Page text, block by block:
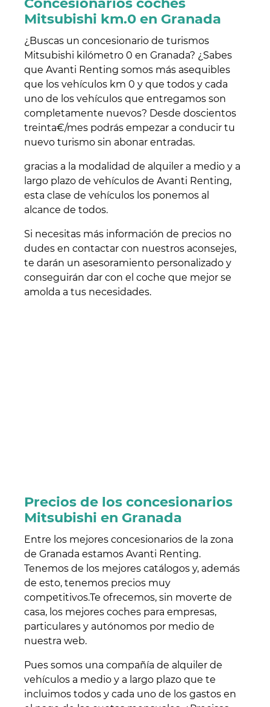
Mitsubishi km.0 en Granada
¿Buscas un concesionario de turismos
Mitsubishi kilómetro 0 en Granada? ¿Sabes
que Avanti Renting somos más asequibles
que los vehículos km 0 y que todos y cada
uno de los vehículos que entregamos son
completamente nuevos? Desde doscientos
treinta€/mes podrás empezar a conducir tu
nuevo turismo sin abonar entradas.
gracias a la modalidad de alquiler a medio y a
largo plazo de vehículos de Avanti Renting,
esta clase de vehículos los ponemos al
alcance de todos.
Si necesitas más información de precios no
dudes en contactar con nuestros aconsejes,
te darán un asesoramiento personalizado y
conseguirán dar con el coche que mejor se
amolda a tus necesidades.
Precios de los concesionarios
Mitsubishi en Granada
Entre los mejores concesionarios de la zona
de Granada estamos Avanti Renting.
Tenemos de los mejores catálogos y, además
de esto, tenemos precios muy
competitivos.Te ofrecemos, sin moverte de
casa, los mejores coches para empresas,
particulares y autónomos por medio de
nuestra web.
Pues somos una compañía de alquiler de
vehículos a medio y a largo plazo que te
incluimos todos y cada uno de los gastos en